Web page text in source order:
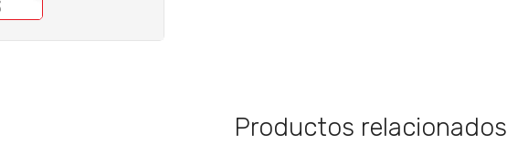
Productos relacionados